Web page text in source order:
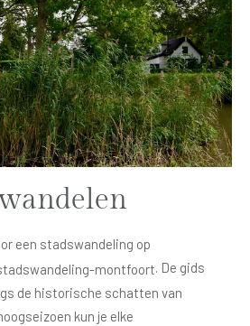
een stadswandeling op
montfoort. De gids
de historische schatten van
kun je elke